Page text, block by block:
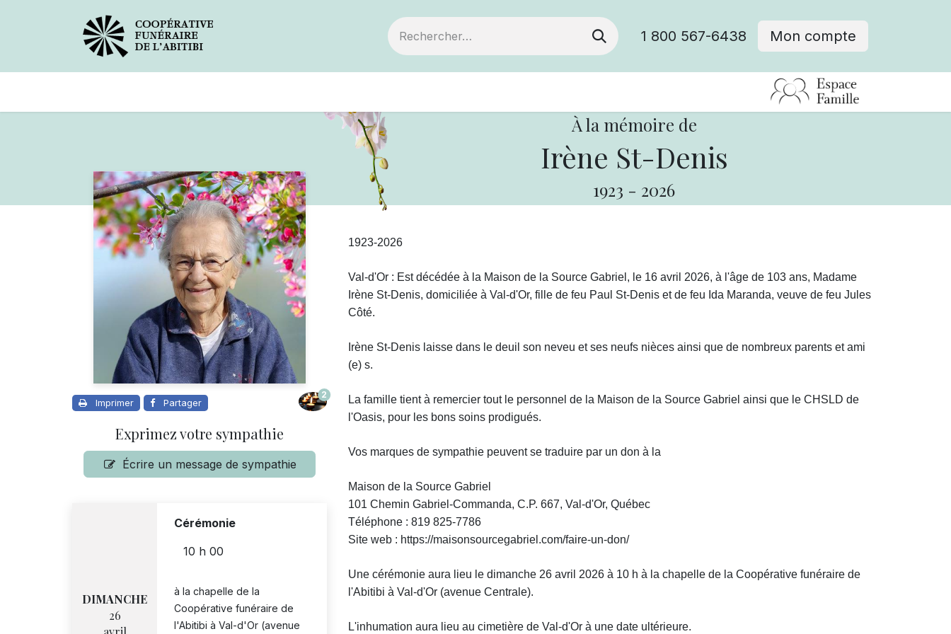
1 800 567-6438 Mon compte
À la mémoire de
Irène St-Denis
1923 - 2026
Imprimer Partager
2
Exprimez votre sympathie
Écrire un message de sympathie
DIMANCHE
26
Cérémonie
10 h 00
à la chapelle de la
Coopérative funéraire de
l'Abitibi à Val-d'Or (avenue
1923-2026
Val-d'Or : Est décédée à la Maison de la Source Gabriel, le 16 avril 2026, à l'âge de 103 ans, Madame
Irène St-Denis, domiciliée à Val-d'Or, fille de feu Paul St-Denis et de feu Ida Maranda, veuve de feu Jules
Côté.
Irène St-Denis laisse dans le deuil son neveu et ses neufs nièces ainsi que de nombreux parents et ami
(e) s.
La famille tient à remercier tout le personnel de la Maison de la Source Gabriel ainsi que le CHSLD de
l'Oasis, pour les bons soins prodigués.
Vos marques de sympathie peuvent se traduire par un don à la
Maison de la Source Gabriel
101 Chemin Gabriel-Commanda, C.P. 667, Val-d'Or, Québec
Téléphone : 819 825-7786
Site web : https://maisonsourcegabriel.com/faire-un-don/
Une cérémonie aura lieu le dimanche 26 avril 2026 à 10 h à la chapelle de la Coopérative funéraire de
l'Abitibi à Val-d'Or (avenue Centrale).
L'inhumation aura lieu au cimetière de Val-d'Or à une date ultérieure.